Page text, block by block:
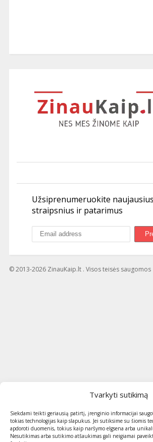
Tvarkyti sutikimą
Siekdami teikti geriausią patirtį, įrenginio informacijai
tokias technologijas kaip slapukus. Jei sutiksime su šiomis
apdoroti duomenis, tokius kaip naršymo elgsena arba
Nesutikimas arba sutikimo atšaukimas gali neigiamai
Užsiprenumeruokite naujausius
straipsnius ir patarimus
© 2013-2026 ZinauKaip.lt . Visos teisės saugomos